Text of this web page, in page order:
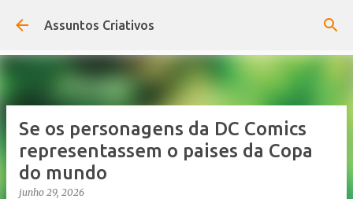
Pular para o conteúdo principal
Assuntos Criativos
Se os personagens da DC Comics
representassem o paises da Copa
do mundo
junho 29, 2026